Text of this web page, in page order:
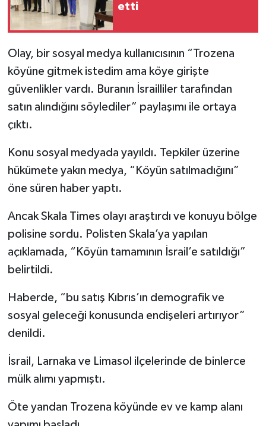
etti
Olay, bir sosyal medya kullanıcısının “Trozena
köyüne gitmek istedim ama köye girişte
güvenlikler vardı. Buranın İsrailliler tarafından
satın alındığını söylediler” paylaşımı ile ortaya
çıktı.
Konu sosyal medyada yayıldı. Tepkiler üzerine
hükümete yakın medya, “Köyün satılmadığını”
öne süren haber yaptı.
Ancak Skala Times olayı araştırdı ve konuyu bölge
polisine sordu. Polisten Skala’ya yapılan
açıklamada, “Köyün tamamının İsrail’e satıldığı”
belirtildi.
Haberde, “bu satış Kıbrıs’ın demografik ve
sosyal geleceği konusunda endişeleri artırıyor”
denildi.
İsrail, Larnaka ve Limasol ilçelerinde de binlerce
mülk alımı yapmıştı.
Öte yandan Trozena köyünde ev ve kamp alanı